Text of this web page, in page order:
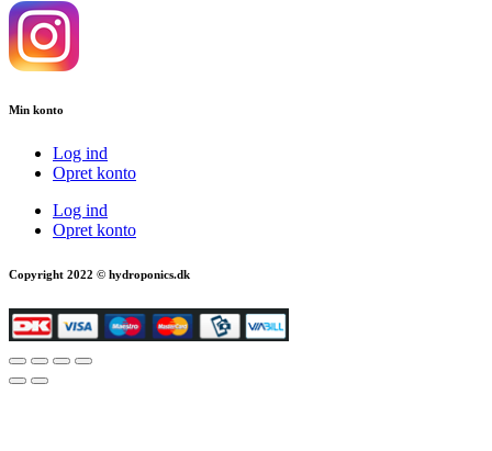
Min konto
Log ind
Opret konto
Log ind
Opret konto
Copyright 2022 © hydroponics.dk